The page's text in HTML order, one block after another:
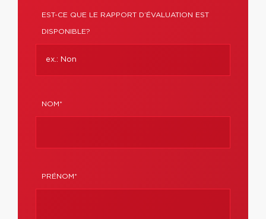
EST-CE QUE LE RAPPORT D’ÉVALUATION EST
DISPONIBLE?
NOM*
PRÉNOM*